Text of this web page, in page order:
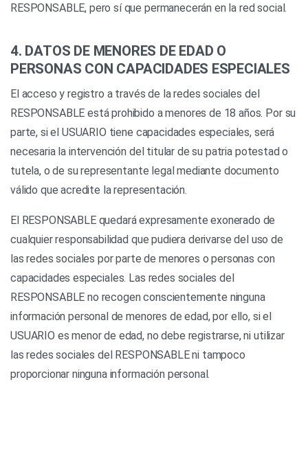
RESPONSABLE, pero sí que permanecerán en la red social.
4. DATOS DE MENORES DE EDAD O
PERSONAS CON CAPACIDADES ESPECIALES
El acceso y registro a través de la redes sociales del
RESPONSABLE está prohibido a menores de 18 años. Por su
parte, si el USUARIO tiene capacidades especiales, será
necesaria la intervención del titular de su patria potestad o
tutela, o de su representante legal mediante documento
válido que acredite la representación.
El RESPONSABLE quedará expresamente exonerado de
cualquier responsabilidad que pudiera derivarse del uso de
las redes sociales por parte de menores o personas con
capacidades especiales. Las redes sociales del
RESPONSABLE no recogen conscientemente ninguna
información personal de menores de edad, por ello, si el
USUARIO es menor de edad, no debe registrarse, ni utilizar
las redes sociales del RESPONSABLE ni tampoco
proporcionar ninguna información personal.